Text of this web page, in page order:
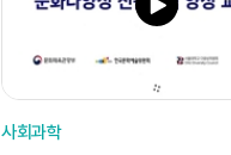
사회과학